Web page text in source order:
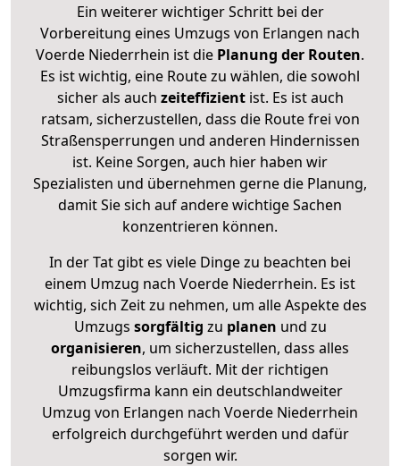
Ein weiterer wichtiger Schritt bei der
Vorbereitung eines Umzugs von Erlangen nach
Voerde Niederrhein ist die Planung der Routen.
Es ist wichtig, eine Route zu wählen, die sowohl
sicher als auch zeiteffizientist. Es ist auch
ratsam, sicherzustellen, dass die Route frei von
Straßensperrungen und anderen Hindernissen
ist. Keine Sorgen, auch hier haben wir
Spezialisten und übernehmen gerne die Planung,
damit Sie sich auf andere wichtige Sachen
konzentrieren können.
In der Tat gibt es viele Dinge zu beachten bei
einem Umzug nach Voerde Niederrhein. Es ist
wichtig, sich Zeit zu nehmen, um alle Aspekte des
Umzugs sorgfältig zu planen und zu
organisieren, um sicherzustellen, dass alles
reibungslos verläuft. Mit der richtigen
Umzugsfirma kann ein deutschlandweiter
Umzug von Erlangen nach Voerde Niederrhein
erfolgreich durchgeführt werden und dafür
sorgen wir.